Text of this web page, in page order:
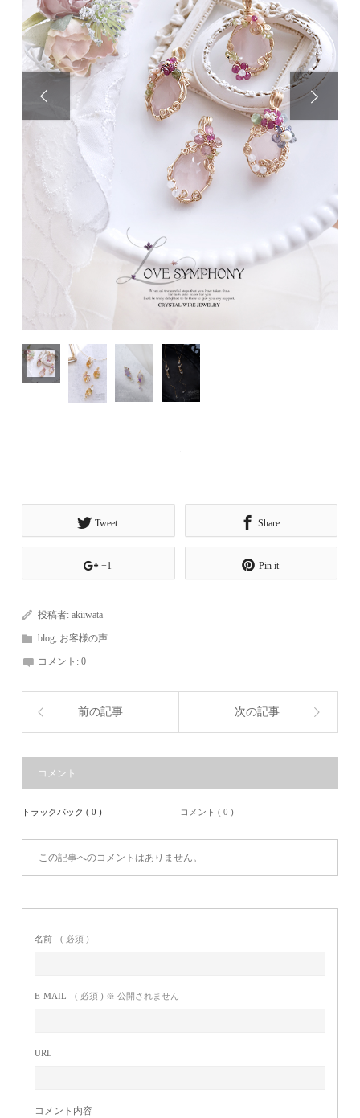
Tweet Share
+1 Pin it
投稿者:akiiwata
blog, お客様の声
コメント:0
前の記事 次の記事
コメント
トラックバック ( 0 ) コメント ( 0 )
この記事へのコメントはありません。
名前 ( 必須 )
E-MAIL ( 必須 ) ※ 公開されません
URL
コメント内容